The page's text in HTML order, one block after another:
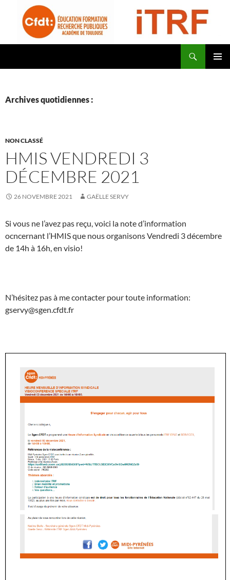
contenu
CFDT Education Formation Recherche Publiques Académie de Toulouse – ITRF
Archives quotidiennes :
NON CLASSÉ
HMIS VENDREDI 3
DÉCEMBRE 2021
26 NOVEMBRE 2021 GAËLLE SERVY
Si vous ne l’avez pas reçu, voici la note d’information
ocncernant l’HMIS que nous organisons Vendredi 3 décembre
de 14h à 16h, en visio!
N’hésitez pas à me contacter pour toute information:
gservy@sgen.cfdt.fr